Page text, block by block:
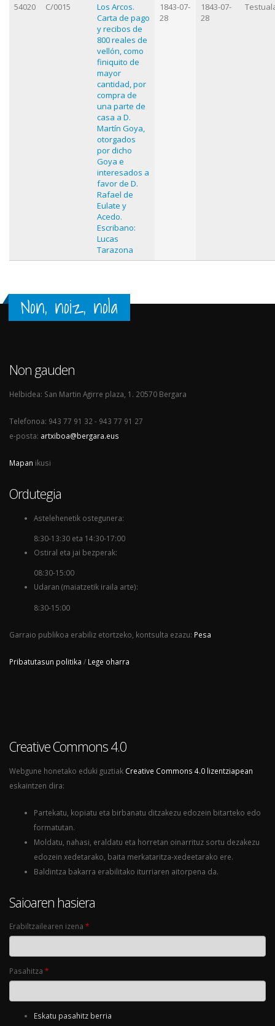
54020 C/0015
Los Arcos.
Carta de pago
y recibos de
800 reales de
vellón, como
finiquito de
mayor
cantidad, por
compra de
una parte de
casa a D.
Martín Goya,
otorgados
por dicho
Goya e
interesados a
favor de D.
Rafael de
Eulate y
Acedo.
Escribano:
Lucas
Tarazona
1843-07-
28
1843-07-
28
Non, noiz, nola
Non gauden
Helbidea: San Martin Agirre plaza, 1. 20570 Bergara
Telefonoa: 943 77 91 32 - 943 77 91 27
e-posta: artxiboa@bergara.eus
Mapan ikusi
Ordutegia
Astelehenetik ostegunera:
8:30-13:30 eta 14:30-17:00
Ostiral eta jai bezperak:
08:30-15:00
Udaran (maiatzetik iraila arte):
8:30-15:00
Garraio publikoa erabiliz etortzeko, kontsulta ezazu: Pesa
Pribatutasun politika / Lege oharra
Creative Commons 4.0
Webgune honetako eduki guztiak Creative Commons 4.0 lizentziapean
eskaintzen dira:
Partekatu, kopiatu eta birbanatu ditzakezu edozein bitarteko edo
formatutan.
Moldatu, nahasi, eraldatu eta horretan oinarrituz sortu dezakezu
edozein xedetarako, baita merkataritza-xedeetarako ere.
Baldintza bakarra erabilitako iturriaren aitorpena da.
Saioaren hasiera
Erabiltzailearen izena *
Pasahitza *
Eskatu pasahitz berria